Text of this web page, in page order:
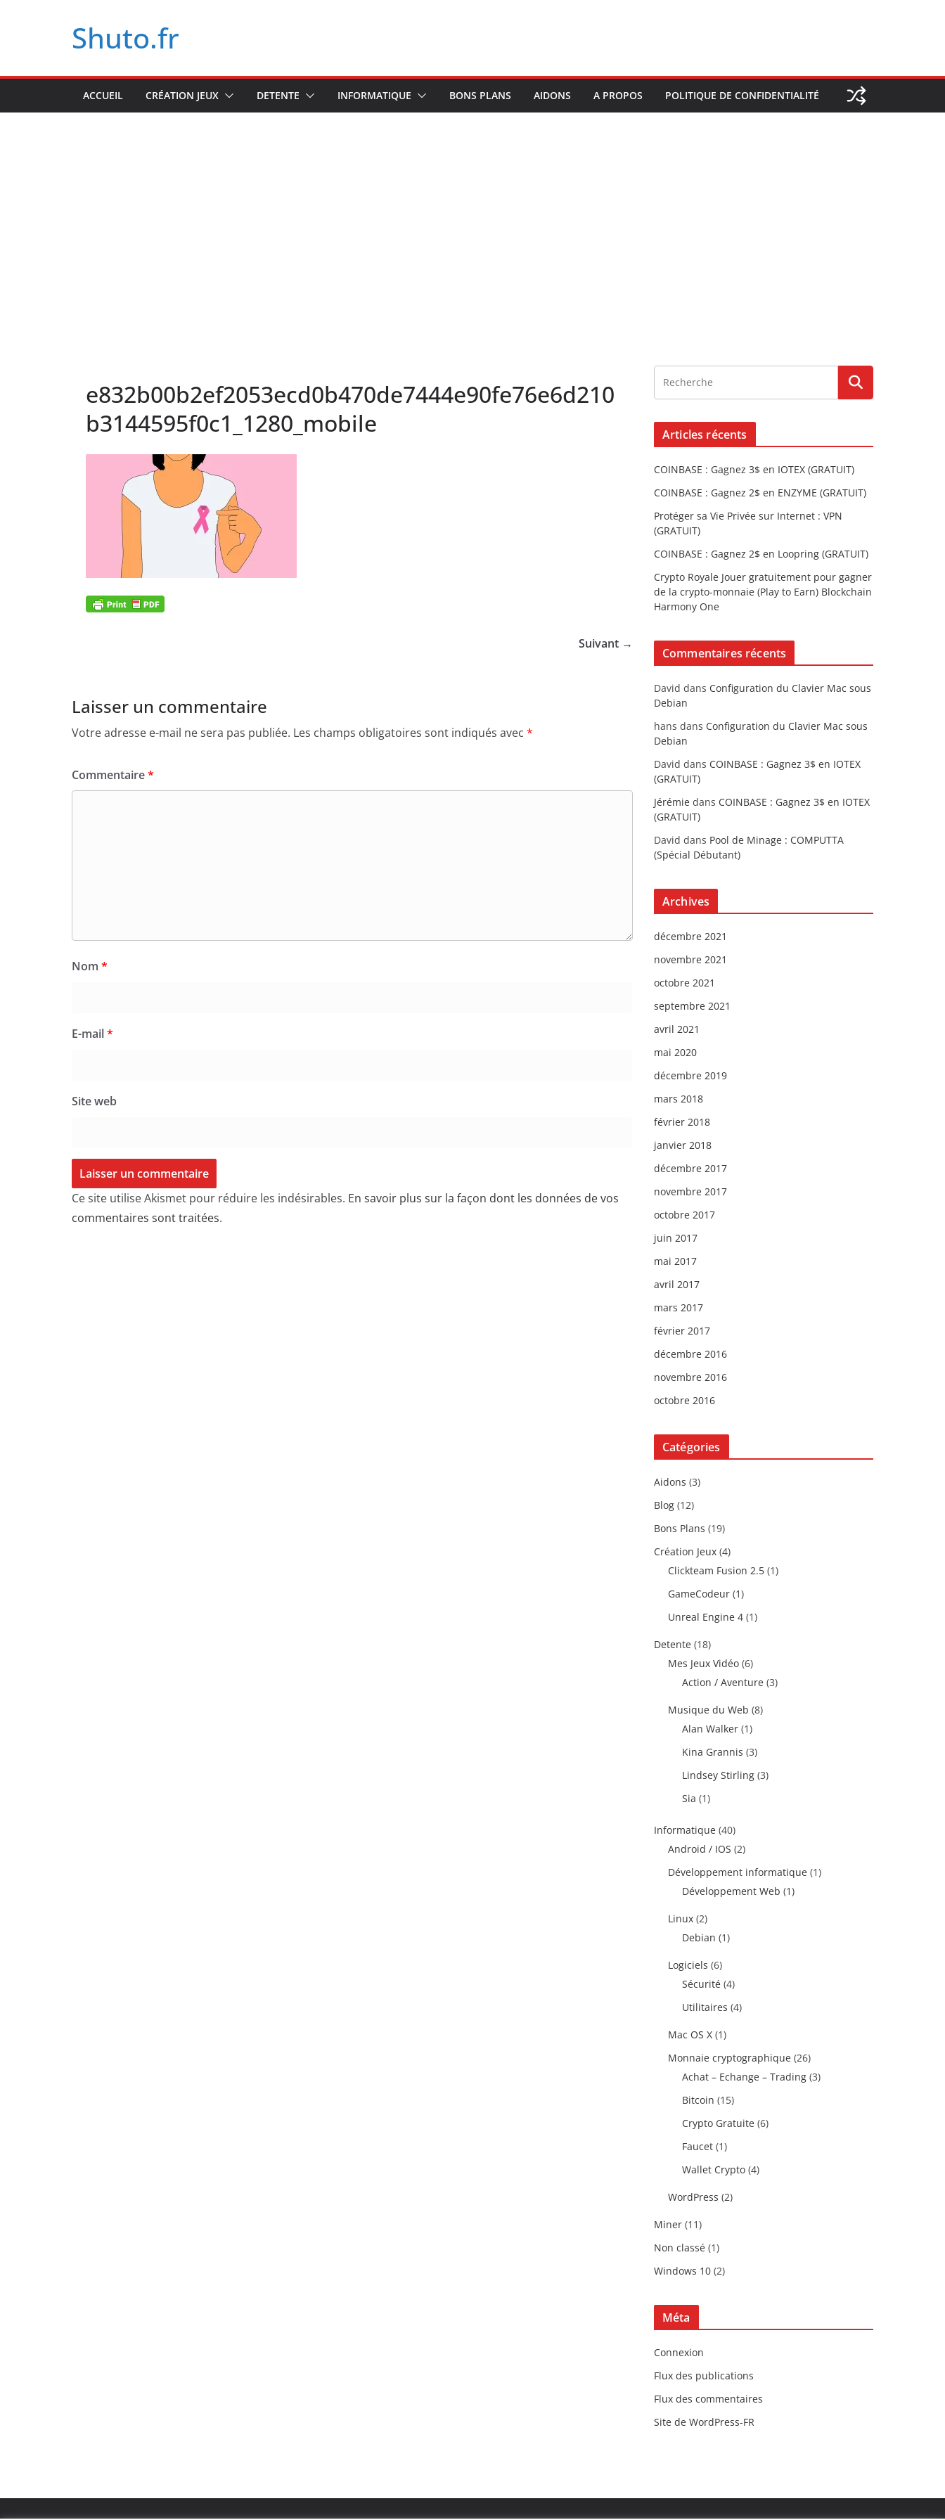
Shuto.fr
ACCUEIL CRÉATION JEUX DETENTE INFORMATIQUE BONS PLANS AIDONS A PROPOS POLITIQUE DE CONFIDENTIALITÉ
e832b00b2ef2053ecd0b470de7444e90fe76e6d210
b3144595f0c1_1280_mobile
Suivant →
Laisser un commentaire
Votre adresse e-mail ne sera pas publiée. Les champs obligatoires sont indiqués avec *
Commentaire*
Nom *
E-mail*
Site web
Ce site utilise Akismet pour réduire les indésirables. En savoir plus sur la façon dont les données de vos
commentaires sont traitées.
Articles récents
COINBASE : Gagnez 3$ en IOTEX (GRATUIT)
COINBASE : Gagnez 2$ en ENZYME (GRATUIT)
Protéger sa Vie Privée sur Internet : VPN
(GRATUIT)
COINBASE : Gagnez 2$ en Loopring (GRATUIT)
Crypto Royale Jouer gratuitement pour gagner
de la crypto-monnaie (Play to Earn) Blockchain
Harmony One
Commentaires récents
David dans Configuration du Clavier Mac sous
Debian
hans dans Configuration du Clavier Mac sous
Debian
David dans COINBASE : Gagnez 3$ en IOTEX
(GRATUIT)
Jérémie dans COINBASE : Gagnez 3$ en IOTEX
(GRATUIT)
David dans Pool de Minage : COMPUTTA
(Spécial Débutant)
Archives
décembre 2021
novembre 2021
octobre 2021
septembre 2021
avril 2021
mai 2020
décembre 2019
mars 2018
février 2018
janvier 2018
décembre 2017
novembre 2017
octobre 2017
juin 2017
mai 2017
avril 2017
mars 2017
février 2017
décembre 2016
novembre 2016
octobre 2016
Catégories
Aidons (3)
Blog (12)
Bons Plans (19)
Création Jeux (4)
Clickteam Fusion 2.5 (1)
GameCodeur (1)
Unreal Engine 4 (1)
Detente (18)
Mes Jeux Vidéo (6)
Action / Aventure (3)
Musique du Web (8)
Alan Walker (1)
Kina Grannis (3)
Lindsey Stirling (3)
Sia (1)
Informatique (40)
Android / IOS (2)
Développement informatique (1)
Développement Web (1)
Linux (2)
Debian (1)
Logiciels (6)
Sécurité (4)
Utilitaires (4)
Mac OS X (1)
Monnaie cryptographique (26)
Achat – Echange – Trading (3)
Bitcoin (15)
Crypto Gratuite (6)
Faucet (1)
Wallet Crypto (4)
WordPress (2)
Miner (11)
Non classé (1)
Windows 10 (2)
Méta
Connexion
Flux des publications
Flux des commentaires
Site de WordPress-FR